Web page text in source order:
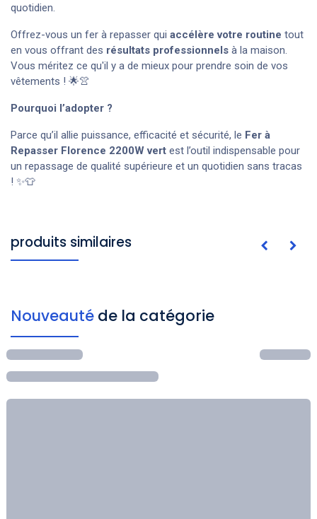
quotidien.
Offrez-vous un fer à repasser qui accélère votre routine tout
en vous offrant des résultats professionnels à la maison.
Vous méritez ce qu'il y a de mieux pour prendre soin de vos
vêtements ! 🌟👚
Pourquoi l’adopter ?
Parce qu’il allie puissance, efficacité et sécurité, le Fer à
Repasser Florence 2200W vert est l’outil indispensable pour
un repassage de qualité supérieure et un quotidien sans tracas
! ✨👕
produits similaires
Nouveauté de la catégorie